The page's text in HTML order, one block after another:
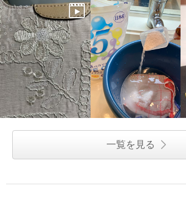
一覧を見る